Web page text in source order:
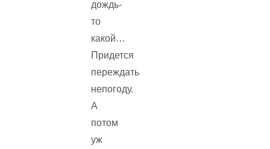
дождь-
то
какой…
Придется
переждать
непогоду.
А
потом
уж